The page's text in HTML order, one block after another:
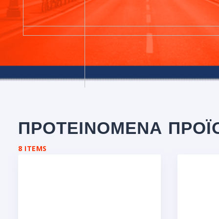
ΠΡΟΤΕΙΝΟΜΕΝΑ
8 ITEMS